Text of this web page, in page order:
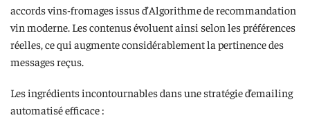
accords vins-fromages issus d’Algorithme de recommandation
vin moderne. Les contenus évoluent ainsi selon les préférences
réelles, ce qui augmente considérablement la pertinence des
messages reçus.
Les ingrédients incontournables dans une stratégie d’emailing
automatisé efficace :